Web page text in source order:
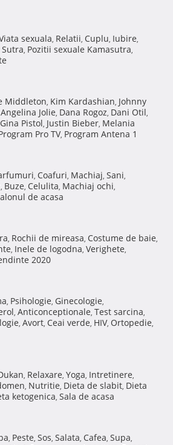
sexuala, Relatii, Cuplu, Iubire,
, Pozitii sexuale Kamasutra,
Middleton, Kim Kardashian, Johnny
Angelina Jolie, Dana Rogoz, Dani Otil,
Gina Pistol, Justin Bieber, Melania
Pro TV, Program Antena 1
, Coafuri, Machiaj, Sani,
, Buze, Celulita, Machiaj ochi,
de acasa
, Rochii de mireasa, Costume de baie,
, Inele de logodna, Verighete,
2020
, Psihologie, Ginecologie,
, Anticonceptionale, Test sarcina,
, Avort, Ceai verde, HIV, Ortopedie,
, Relaxare, Yoga, Intretinere,
, Nutritie, Dieta de slabit, Dieta
ketogenica, Sala de acasa
, Peste, Sos, Salata, Cafea, Supa,